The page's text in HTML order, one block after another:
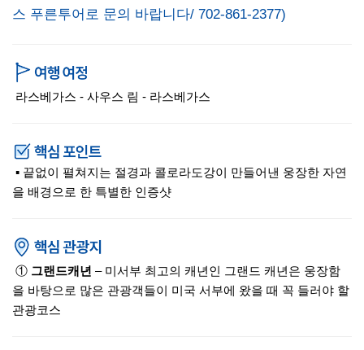
스 푸른투어로 문의 바랍니다/ 702-861-2377)
라스베가스 - 사우스 림 - 라스베가스
▪ 끝없이 펼쳐지는 절경과 콜로라도강이 만들어낸 웅장한 자연
을 배경으로 한 특별한 인증샷
① 그랜드캐년 – 미서부 최고의 캐년인 그랜드 캐년은 웅장함
을 바탕으로 많은 관광객들이 미국 서부에 왔을 때 꼭 들러야 할
관광코스